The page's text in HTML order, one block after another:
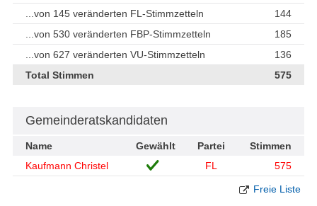
...von 145 veränderten FL-Stimmzetteln
144
...von 530 veränderten FBP-Stimmzetteln
185
...von 627 veränderten VU-Stimmzetteln
136
Total Stimmen
575
Gemeinderatskandidaten
Name Gewählt Partei
Stimmen
Kaufmann Christel
FL 575
Freie Liste